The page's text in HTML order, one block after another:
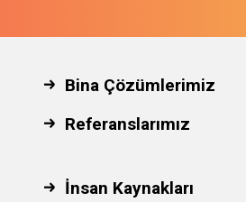
Bina Çözümlerimiz
Referanslarımız
İnsan Kaynakları